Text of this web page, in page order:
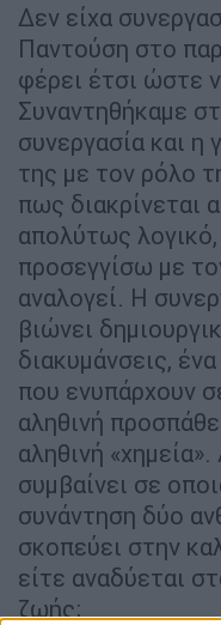
Δεν είχα
Παντούση στο
φέρει έτσι ώστε
Συναντηθήκαμε
συνεργασία και η
της με τον ρόλο
πως διακρίνεται
απολύτως
προσεγγίσω με
αναλογεί. Η
βιώνει
διακυμάνσεις,
που ενυπάρχουν
αληθινή
αληθινή
συμβαίνει σε
συνάντηση δύο
σκοπεύει στην
είτε αναδύεται
ζωής;